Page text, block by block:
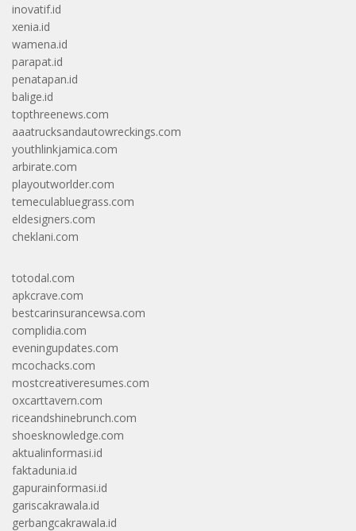
inovatif.id
xenia.id
wamena.id
parapat.id
penatapan.id
balige.id
topthreenews.com
aaatrucksandautowreckings.com
youthlinkjamica.com
arbirate.com
playoutworlder.com
temeculabluegrass.com
eldesigners.com
cheklani.com
totodal.com
apkcrave.com
bestcarinsurancewsa.com
complidia.com
eveningupdates.com
mcochacks.com
mostcreativeresumes.com
oxcarttavern.com
riceandshinebrunch.com
shoesknowledge.com
aktualinformasi.id
faktadunia.id
gapurainformasi.id
gariscakrawala.id
gerbangcakrawala.id